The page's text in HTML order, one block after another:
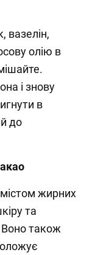
вазелін,
олію в
і знову
в
до
жирних
та
Воно також